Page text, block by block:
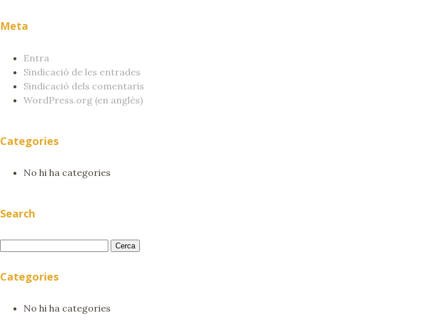
Meta
Entra
Sindicació de les entrades
Sindicació dels comentaris
WordPress.org (en anglès)
Categories
No hi ha categories
Search
Cerca:
Categories
No hi ha categories